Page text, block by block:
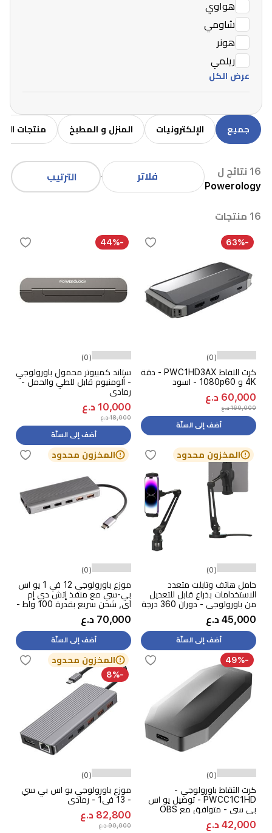
هواوي
شاومي
هونر
ريلمي
عرض الكل
جميع الإلكترونيات المنزل و المطبخ منتجات
16 نتائج ل
Powerology
فلاتر الترتيب
16 منتجات
-63%
(0)
كرت التقاط PWC1HD3AX - دقة
4K و 1080p60 - اسود
60,000 د.ع
160,000 د.ع
أضف إلى السلّة
-44%
(0)
ستاند كمبيوتر محمول باورولوجي
- ألومنيوم قابل للطي والحمل -
رمادي
10,000 د.ع
18,000 د.ع
أضف إلى السلّة
المخزون محدود
(0)
حامل هاتف وتابلت متعدد
الاستخدامات بذراع قابل للتعديل
من باورولوجي - دوران 360 درجة
45,000 د.ع
أضف إلى السلّة
المخزون محدود
(0)
موزع باورولوجي 12 في 1 يو اس
بي-سي مع منفذ إتش دي إم
آي, شحن سريع بقدرة 100 واط -
رمادي
70,000 د.ع
أضف إلى السلّة
-49%
(0)
كرت التقاط باورولوجي -
PWCC1C1HD - توصيل يو اس
بي سي - متوافق مع OBS
Studi / XSplit - اسود
42,000 د.ع
المخزون محدود
-8%
(0)
موزع باورولوجي يو اس بي سي
- 13 في1 - رمادي
82,800 د.ع
90,000 د.ع